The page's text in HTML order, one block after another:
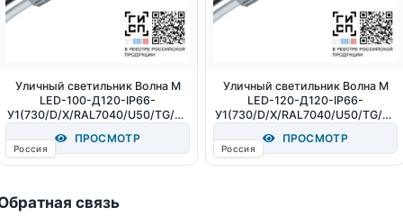
Уличный светильник Волна M
LED-100-Д120-IP66-
У1(730/D/X/RAL7040/U50/TG/PR
3000К IP66
ПРОСМОТР
Россия
Уличный светильник Волна M
LED-120-Д120-IP66-
У1(730/D/X/RAL7040/U50/TG/PR
3000К IP66
ПРОСМОТР
Россия
связь